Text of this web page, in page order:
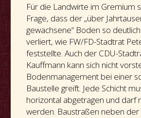
Für die Landwirte im Gremium
Frage, dass der „über
gewachsene“ Boden so
verliert, wie FW/FD-Stadtrat
feststellte. Auch der CDU-
Kauffmann kann sich nicht
Bodenmanagement bei einer
Baustelle greift. Jede Schicht
horizontal abgetragen und darf
werden. Baustraßen neben der